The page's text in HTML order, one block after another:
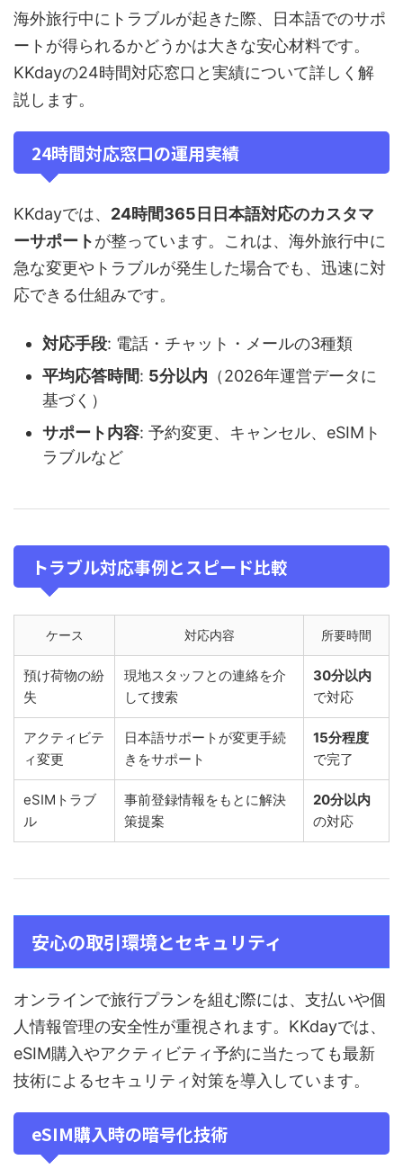
海外旅行中にトラブルが起きた際、日本語でのサポ
ートが得られるかどうかは大きな安心材料です。
KKdayの24時間対応窓口と実績について詳しく解
説します。
24時間対応窓口の運用実績
KKdayでは、 24時間365日日本語対応のカスタマ
ーサポートが整っています。これは、海外旅行中に
急な変更やトラブルが発生した場合でも、迅速に対
応できる仕組みです。
対応手段: 電話・チャット・メールの3種類
平均応答時間: 5分以内 （2026年運営データに
基づく）
サポート内容: 予約変更、キャンセル、eSIMト
ラブルなど
トラブル対応事例とスピード比較
ケース 対応内容 所要時間
預け荷物の紛
失
現地スタッフとの連絡を介
して捜索
30分以内
で対応
アクティビテ
ィ変更
日本語サポートが変更手続
きをサポート
15分程度
で完了
eSIMトラブ
ル
事前登録情報をもとに解決
策提案
20分以内
の対応
安心の取引環境とセキュリティ
オンラインで旅行プランを組む際には、支払いや個
人情報管理の安全性が重視されます。KKdayでは、
eSIM購入やアクティビティ予約に当たっても最新
技術によるセキュリティ対策を導入しています。
eSIM購入時の暗号化技術